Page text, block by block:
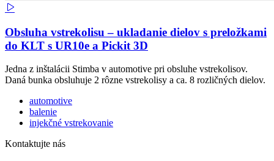
Obsluha vstrekolisu – ukladanie dielov s preložkami
do KLT s UR10e a Pickit 3D
Jedna z inštalácii Stimba v automotive pri obsluhe vstrekolisov.
Daná bunka obsluhuje 2 rôzne vstrekolisy a ca. 8 rozličných dielov.
automotive
balenie
injekčné vstrekovanie
Kontaktujte nás